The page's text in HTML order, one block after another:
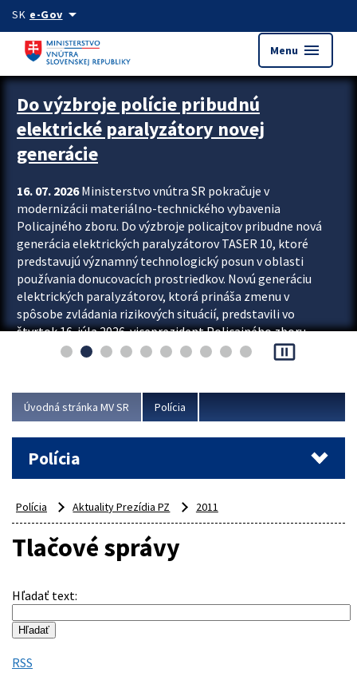
Preskocit na hlavný obsah
SK e-Govarrow_drop_down
Menu menu
Zastavit automatický posun upútavok
Do výzbroje polície pribudnú
elektrické paralyzátory novej
generácie
16. 07. 2026Ministerstvo vnútra SR pokračuje v
modernizácii materiálno-technického vybavenia
Policajného zboru. Do výzbroje policajtov pribudne nová
generácia elektrických paralyzátorov TASER 10, ktoré
predstavujú významný technologický posun v oblasti
používania donucovacích prostriedkov. Novú generáciu
elektrických paralyzátorov, ktorá prináša zmenu v
spôsobe zvládania rizikových situácií, predstavili vo
štvrtok 16. júla 2026 viceprezident Policajného zboru
Rastislav Polakovič a riaditeľ odboru výcviku...
pause_presentation
Úvodná stránka MV SR Polícia
Polícia
Polícia Aktuality Prezídia PZ 2011
Tlačové správy
Hľadať text:
RSS